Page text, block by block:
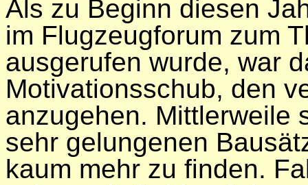
Als zu Beginn diesen
im Flugzeugforum zum
ausgerufen wurde, war
Motivationsschub, den
anzugehen. Mittlerweile
sehr gelungenen
kaum mehr zu finden.